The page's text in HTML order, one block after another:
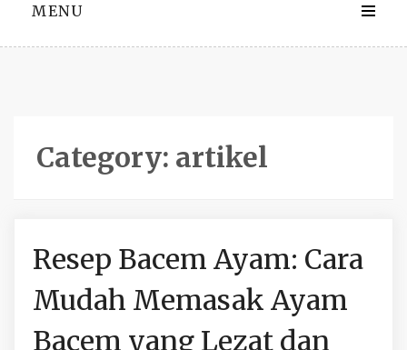
MENU
Category: artikel
Resep Bacem Ayam: Cara
Mudah Memasak Ayam
Bacem yang Lezat dan